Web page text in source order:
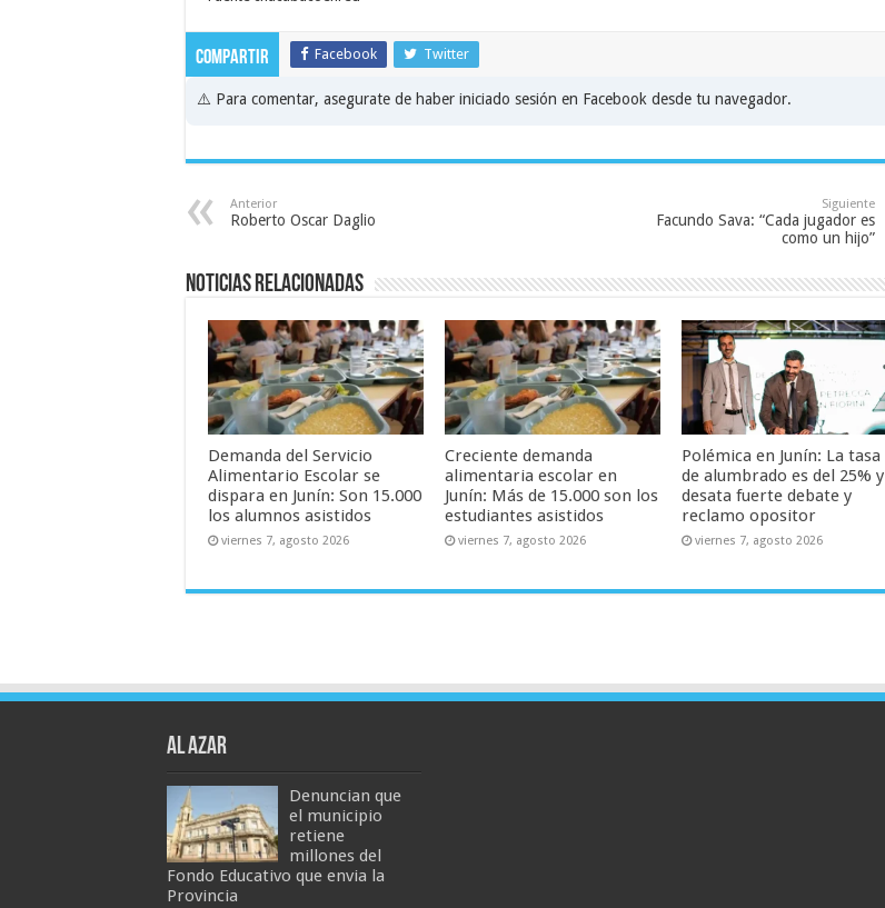
Compartir Facebook Twitter
⚠️ Para comentar, asegurate de haber iniciado sesión en Facebook desde tu navegador.
Anterior
Roberto Oscar Daglio
Siguiente
Facundo Sava: “Cada jugador es
como un hijo”
Noticias relacionadas
Demanda del Servicio
Alimentario Escolar se
dispara en Junín: Son 15.000
los alumnos asistidos
viernes 7, agosto 2026
Creciente demanda
alimentaria escolar en
Junín: Más de 15.000 son los
estudiantes asistidos
viernes 7, agosto 2026
Polémica en Junín: La tasa
de alumbrado es del 25% y
desata fuerte debate y
reclamo opositor
viernes 7, agosto 2026
AL AZAR
Denuncian que
el municipio
retiene
millones del
Fondo Educativo que envia la
Provincia